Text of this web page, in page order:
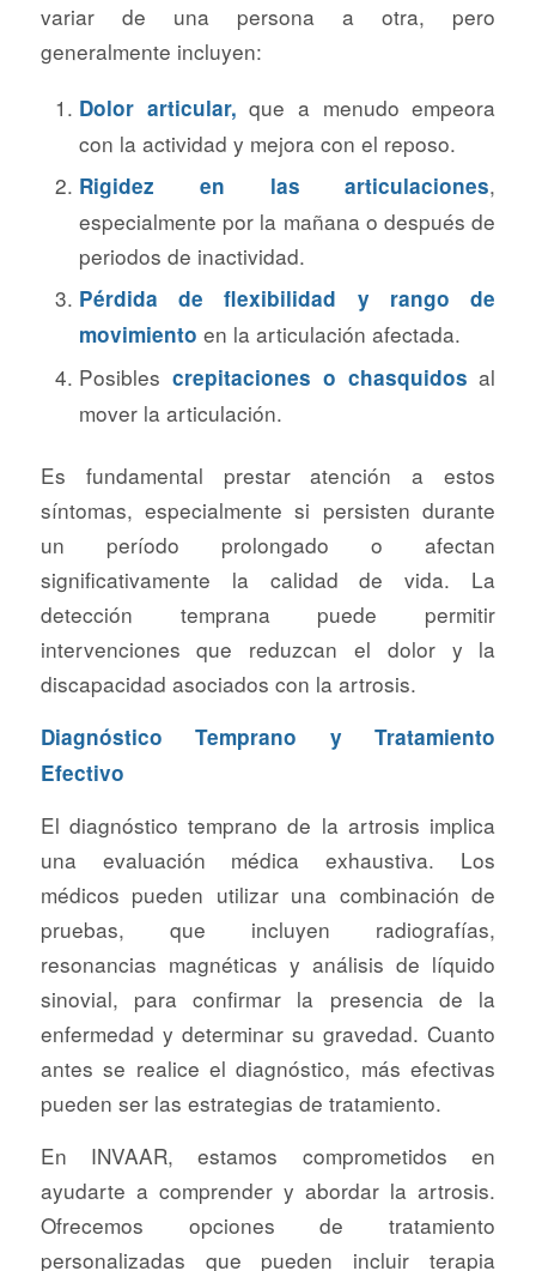
variar de una persona a otra, pero
generalmente incluyen:
Dolor articular, que a menudo empeora
con la actividad y mejora con el reposo.
Rigidez en las articulaciones,
especialmente por la mañana o después de
periodos de inactividad.
Pérdida de flexibilidad y rango de
movimiento en la articulación afectada.
Posibles crepitaciones o chasquidos al
mover la articulación.
Es fundamental prestar atención a estos
síntomas, especialmente si persisten durante
un período prolongado o afectan
significativamente la calidad de vida. La
detección temprana puede permitir
intervenciones que reduzcan el dolor y la
discapacidad asociados con la artrosis.
Diagnóstico Temprano y Tratamiento
Efectivo
El diagnóstico temprano de la artrosis implica
una evaluación médica exhaustiva. Los
médicos pueden utilizar una combinación de
pruebas, que incluyen radiografías,
resonancias magnéticas y análisis de líquido
sinovial, para confirmar la presencia de la
enfermedad y determinar su gravedad. Cuanto
antes se realice el diagnóstico, más efectivas
pueden ser las estrategias de tratamiento.
En INVAAR, estamos comprometidos en
ayudarte a comprender y abordar la artrosis.
Ofrecemos opciones de tratamiento
personalizadas que pueden incluir terapia